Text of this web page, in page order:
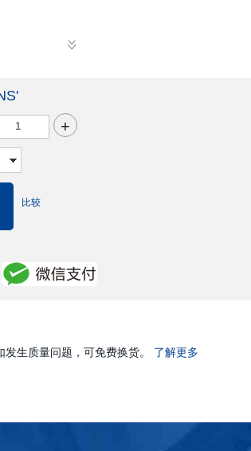
+
比较
生质量问题，可免费换货。 了解更多